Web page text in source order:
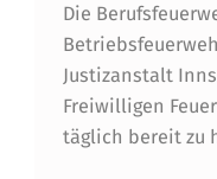
I
S
T
8
Die
Justizanstalt
Freiwilligen
täglich bereit zu